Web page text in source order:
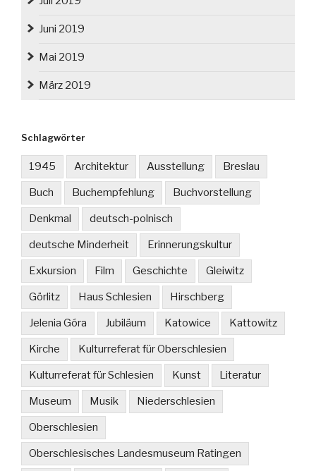
Juni 2019
Mai 2019
März 2019
Schlagwörter
1945 Architektur Ausstellung Breslau
Buch Buchempfehlung Buchvorstellung
Denkmal deutsch-polnisch
deutsche Minderheit Erinnerungskultur
Exkursion Film Geschichte Gleiwitz
Görlitz Haus Schlesien Hirschberg
Jelenia Góra Jubiläum Katowice Kattowitz
Kirche Kulturreferat für Oberschlesien
Kulturreferat für Schlesien Kunst Literatur
Museum Musik Niederschlesien
Oberschlesien
Oberschlesisches Landesmuseum Ratingen